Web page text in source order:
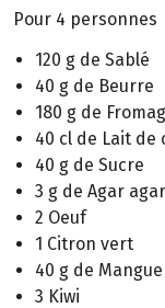
Pour 4 personnes
120 g de Sablé
40 g de Beurre
180 g de
40 cl de Lait de
40 g de Sucre
3 g de Agar agar
2 Oeuf
1 Citron vert
40 g de Mangue
3 Kiwi